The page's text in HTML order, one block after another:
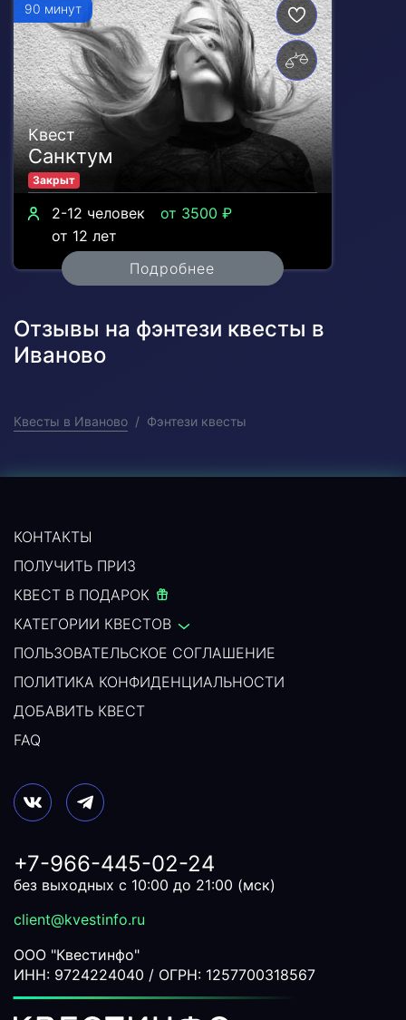
90 минут
Квест
Санктум
Закрыт
2-12 человек
от 3500 ₽
от 12 лет
Подробнее
Отзывы на фэнтези квесты в
Иваново
Квесты в Иваново Фэнтези квесты
КОНТАКТЫ
ПОЛУЧИТЬ ПРИЗ
КВЕСТ В ПОДАРОК
КАТЕГОРИИ КВЕСТОВ
ПОЛЬЗОВАТЕЛЬСКОЕ СОГЛАШЕНИЕ
ПОЛИТИКА КОНФИДЕНЦИАЛЬНОСТИ
ДОБАВИТЬ КВЕСТ
FAQ
+7-966-445-02-24
без выходных с 10:00 до 21:00 (мск)
client@kvestinfo.ru
ООО "Квестинфо"
ИНН: 9724224040 / ОГРН: 1257700318567